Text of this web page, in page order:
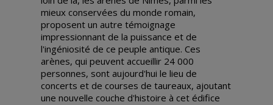
mieux conservées du monde romain,
proposent un autre témoignage
impressionnant de la puissance et de
l'ingéniosité de ce peuple antique. Ces
arènes, qui peuvent accueillir 24 000
personnes, sont aujourd'hui le lieu de
concerts et de courses de taureaux, ajoutant
une nouvelle couche d'histoire à cet édifice